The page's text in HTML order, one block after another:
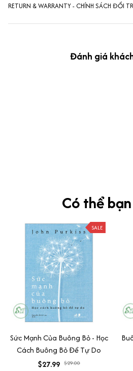
RETURN & WARRANTY - CHÍNH SÁCH ĐỔI
Đánh giá
Có thể
SALE
Sức Mạnh Của Buông Bỏ - Học
Cách Buông Bỏ Để Tự Do
$27.99 $29.00